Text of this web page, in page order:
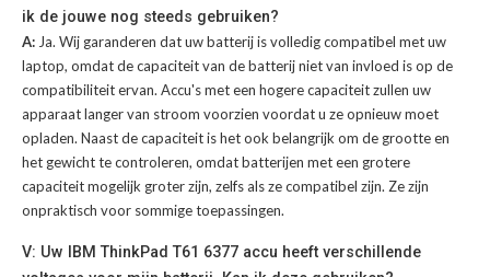
ik de jouwe nog steeds gebruiken?
A: Ja. Wij garanderen dat uw batterij is volledig compatibel met uw
laptop, omdat de capaciteit van de batterij niet van invloed is op de
compatibiliteit ervan. Accu's met een hogere capaciteit zullen uw
apparaat langer van stroom voorzien voordat u ze opnieuw moet
opladen. Naast de capaciteit is het ook belangrijk om de grootte en
het gewicht te controleren, omdat batterijen met een grotere
capaciteit mogelijk groter zijn, zelfs als ze compatibel zijn. Ze zijn
onpraktisch voor sommige toepassingen.
V: Uw IBM ThinkPad T61 6377 accu heeft verschillende